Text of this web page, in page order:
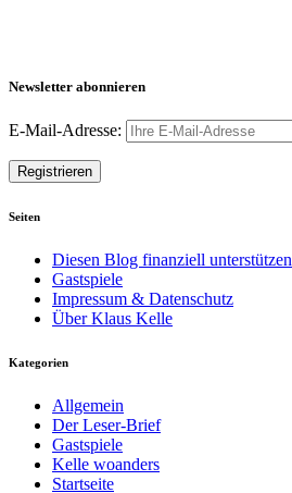
Newsletter abonnieren
E-Mail-Adresse:
Seiten
Diesen Blog finanziell unterstützen
Gastspiele
Impressum & Datenschutz
Über Klaus Kelle
Kategorien
Allgemein
Der Leser-Brief
Gastspiele
Kelle woanders
Startseite